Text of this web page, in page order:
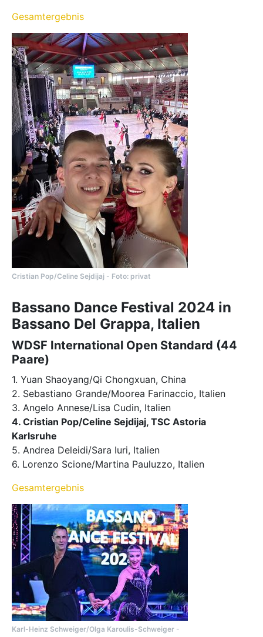
Gesamtergebnis
Cristian Pop/Celine Sejdijaj - Foto: privat
Bassano Dance Festival 2024 in
Bassano Del Grappa, Italien
WDSF International Open Standard (44
Paare)
1. Yuan Shaoyang/Qi Chongxuan, China
2. Sebastiano Grande/Moorea Farinaccio, Italien
3. Angelo Annese/Lisa Cudin, Italien
4. Cristian Pop/Celine Sejdijaj, TSC Astoria
Karlsruhe
5. Andrea Deleidi/Sara Iuri, Italien
6. Lorenzo Scione/Martina Pauluzzo, Italien
Gesamtergebnis
Karl-Heinz Schweiger/Olga Karoulis-Schweiger -